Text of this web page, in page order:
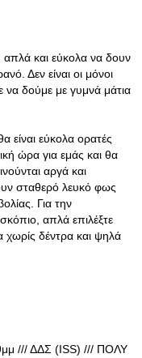
απλά και εύκολα να δουν
Δεν είναι οι μόνοι
να δούμε με γυμνά μάτια
είναι εύκολα ορατές
ώρα για εμάς και θα
αργά και
σταθερό λευκό φως
Για την
απλά επιλέξτε
χωρίς δέντρα και ψηλά
/// ΔΔΣ (ISS) /// ΠΟΛΥ